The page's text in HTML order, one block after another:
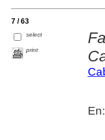
7 / 63
select
print
En: